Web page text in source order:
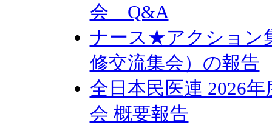
会 Q&A
ナース★アクション
修交流集会）の報告
全日本民医連 2026
会 概要報告